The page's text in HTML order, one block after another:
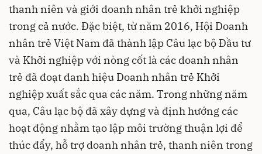
thanh niên và giới doanh nhân trẻ khởi nghiệp
trong cả nước. Đặc biệt, từ năm 2016, Hội Doanh
nhân trẻ Việt Nam đã thành lập Câu lạc bộ Đầu tư
và Khởi nghiệp với nòng cốt là các doanh nhân
trẻ đã đoạt danh hiệu Doanh nhân trẻ Khởi
nghiệp xuất sắc qua các năm. Trong những năm
qua, Câu lạc bộ đã xây dựng và định hướng các
hoạt động nhằm tạo lập môi trường thuận lợi để
thúc đẩy, hỗ trợ doanh nhân trẻ, thanh niên trong